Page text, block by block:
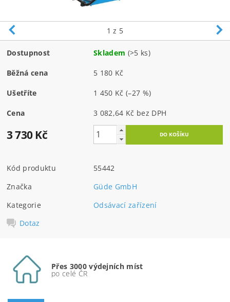
1 z 5
Dostupnost Skladem (>5 ks)
Běžná cena 5 180 Kč
Ušetříte 1 450 Kč (–27 %)
Cena 3 082,64 Kč bez DPH
3 730 Kč
Kód produktu
55442
Značka
Güde GmbH
Kategorie
Odsávací zařízení
Dotaz
Přes 3000 výdejních míst
po celé ČR